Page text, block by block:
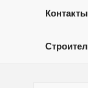
Контакты